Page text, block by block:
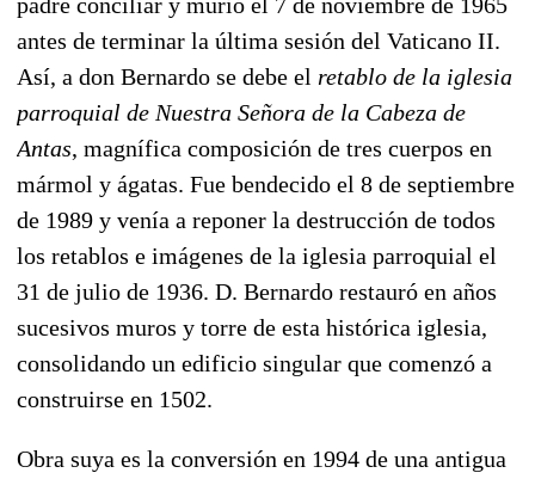
antes de terminar la última sesión del Vaticano II.
Así, a don Bernardo se debe el retablo de la iglesia
parroquial de Nuestra Señora de la Cabeza de
Antas, magnífica composición de tres cuerpos en
mármol y ágatas. Fue bendecido el 8 de septiembre
de 1989 y venía a reponer la destrucción de todos
los retablos e imágenes de la iglesia parroquial el
31 de julio de 1936. D. Bernardo restauró en años
sucesivos muros y torre de esta histórica iglesia,
consolidando un edificio singular que comenzó a
construirse en 1502.
Obra suya es la conversión en 1994 de una antigua